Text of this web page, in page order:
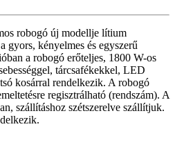
robogó új modellje lítium
gyors, kényelmes és egyszerű
a robogó erőteljes, 1800 W-os
tárcsafékekkel, LED
kosárral rendelkezik. A robogó
regisztrálható (rendszám). A
szállításhoz szétszerelve szállítjuk.